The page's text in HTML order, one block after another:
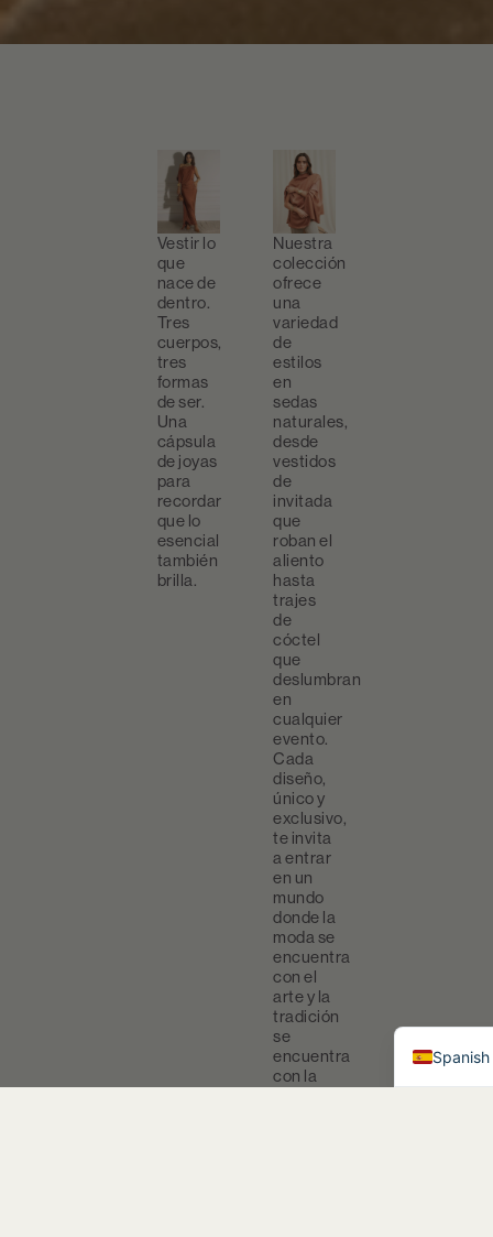
Vestir lo
que
nace de
dentro.
Tres
cuerpos,
tres
formas
de ser.
Una
cápsula
de joyas
para
recordar
que lo
esencial
también
brilla.
Nuestra
colección
ofrece
una
variedad
de
estilos
en
sedas
naturales,
desde
vestidos
de
invitada
que
roban el
aliento
hasta
trajes
de
cóctel
que
deslumbran
en
cualquier
evento.
Cada
diseño,
único y
exclusivo,
te invita
a entrar
en un
mundo
donde la
moda se
encuentra
con el
arte y la
tradición
se
encuentra
con la
Spanish